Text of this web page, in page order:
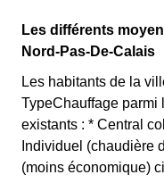
Les différents
Nord-Pas-De-Calais
Les habitants de la
TypeChauffage parmi
existants : * Central
Individuel (chaudière
(moins économique)